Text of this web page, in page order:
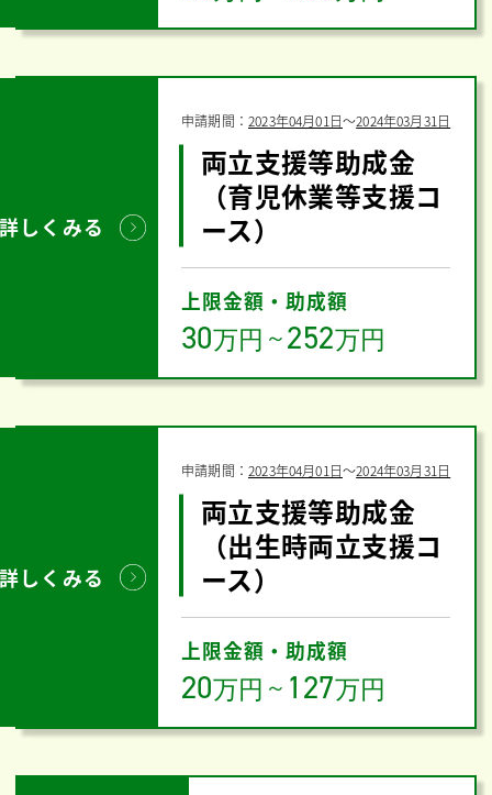
詳しくみる
申請期間：2023年04月01日〜2024年03月31日
両立支援等助成金
（育児休業等支援コ
ース）
上限金額・助成額
30万円 ～252万円
詳しくみる
申請期間：2023年04月01日〜2024年03月31日
両立支援等助成金
（出生時両立支援コ
ース）
上限金額・助成額
20万円 ～ 127万円